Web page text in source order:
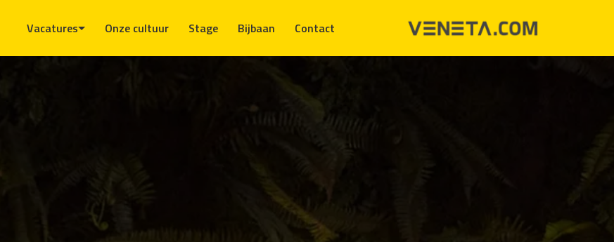
Vacatures Onze cultuur Stage Bijbaan Contact Homepagina